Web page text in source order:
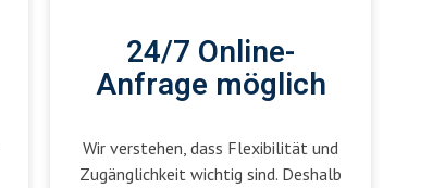
24/7 Online-
Anfrage möglich
Wir verstehen, dass Flexibilität und
Zugänglichkeit wichtig sind. Deshalb